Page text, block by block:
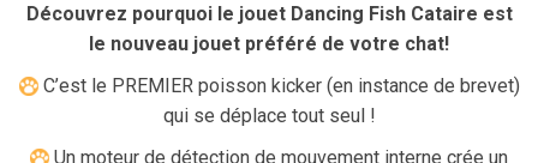
Découvrez pourquoi le jouet Dancing Fish Cataire est
le nouveau jouet préféré de votre chat!
C’est le PREMIER poisson kicker (en instance de brevet)
qui se déplace tout seul !
Un moteur de détection de mouvement interne crée un